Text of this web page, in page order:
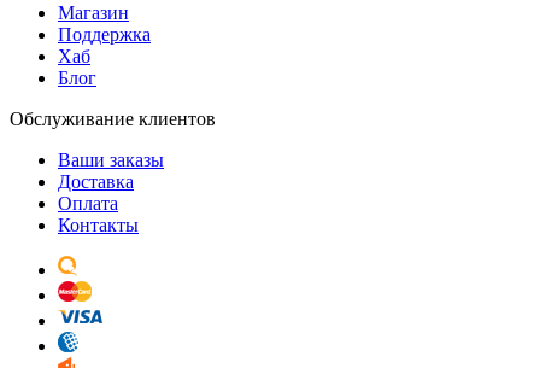
Магазин
Поддержка
Хаб
Блог
Обслуживание клиентов
Ваши заказы
Доставка
Оплата
Контакты